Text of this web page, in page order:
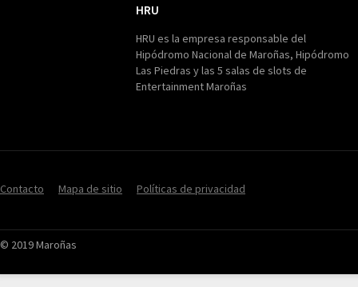
HRU
HRU es la empresa responsable del
Hipódromo Nacional de Maroñas, Hipódromo
Las Piedras y las 5 salas de slots de
Entertainment Maroñas
Contacto Mapa de sitio Políticas de privacidad
© 2019 Maroñas